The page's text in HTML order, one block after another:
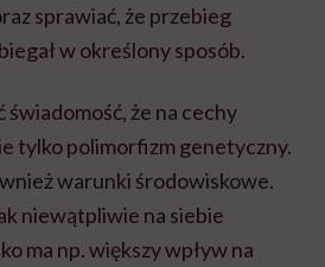
sprawiać, że przebieg
w określony sposób.
świadomość, że na cechy
tylko polimorfizm genetyczny.
wnież warunki środowiskowe.
niewątpliwie na siebie
ma np. większy wpływ na